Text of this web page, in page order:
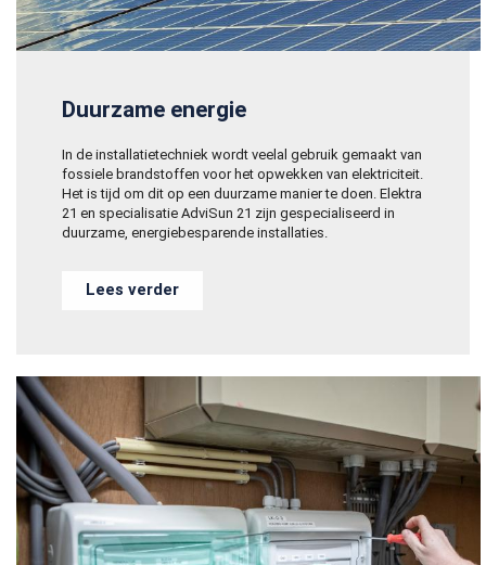
Zoeken naar
Duurzame energie
In de installatietechniek wordt veelal gebruik gemaakt van
fossiele brandstoffen voor het opwekken van elektriciteit.
Het is tijd om dit op een duurzame manier te doen. Elektra
21 en specialisatie AdviSun 21 zijn gespecialiseerd in
duurzame, energiebesparende installaties.
Lees verder